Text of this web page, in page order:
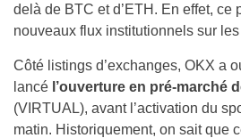
delà de BTC et d’ETH. En effet, ce
nouveaux flux institutionnels sur
Côté listings d’exchanges, OKX a
lancé l’ouverture en pré-marché
(VIRTUAL), avant l’activation du
matin. Historiquement, on sait que